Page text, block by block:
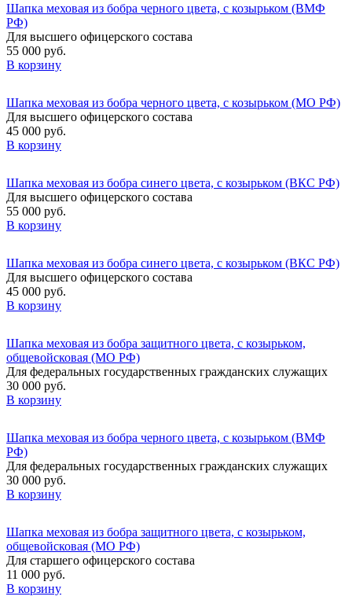
Шапка меховая из бобра черного цвета, с козырьком (ВМФ
РФ)
Для высшего офицерского состава
55 000 руб.
В корзину
Шапка меховая из бобра черного цвета, с козырьком (МО РФ)
Для высшего офицерского состава
45 000 руб.
В корзину
Шапка меховая из бобра синего цвета, с козырьком (ВКС РФ)
Для высшего офицерского состава
55 000 руб.
В корзину
Шапка меховая из бобра синего цвета, с козырьком (ВКС РФ)
Для высшего офицерского состава
45 000 руб.
В корзину
Шапка меховая из бобра защитного цвета, с козырьком,
общевойсковая (МО РФ)
Для федеральных государственных гражданских служащих
30 000 руб.
В корзину
Шапка меховая из бобра черного цвета, с козырьком (ВМФ
РФ)
Для федеральных государственных гражданских служащих
30 000 руб.
В корзину
Шапка меховая из бобра защитного цвета, с козырьком,
общевойсковая (МО РФ)
Для старшего офицерского состава
11 000 руб.
В корзину